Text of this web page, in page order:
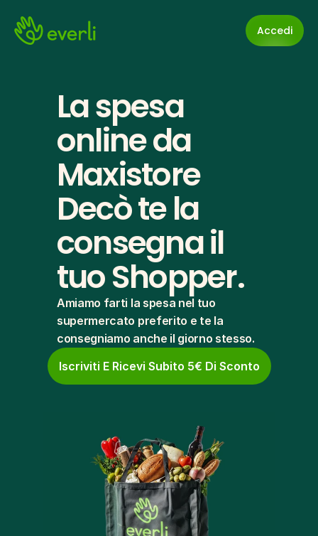
Accedi
La spesa
online da
Maxistore
Decò te la
consegna il
tuo Shopper.
Amiamo farti la spesa nel tuo
supermercato preferito e te la
consegniamo anche il giorno stesso.
Iscriviti E Ricevi Subito 5€ Di Sconto